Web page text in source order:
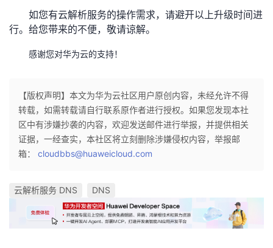
子
直
的
我
注
开
发
学
的
Programs
我
的
持
如您有云解析服务的操作需求，请避开以上升级时间进
行。给您带来的不便，敬请谅解。
感谢您对华为云的支持！
【版权声明】本文为华为云社区用户原创内容，未经允许不得
转载，如需转载请自行联系原作者进行授权。如果您发现本社
区中有涉嫌抄袭的内容，欢迎发送邮件进行举报，并提供相关
证据，一经查实，本社区将立刻删除涉嫌侵权内容，举报邮
箱： cloudbbs@huaweicloud.com
云解析服务 DNS DNS